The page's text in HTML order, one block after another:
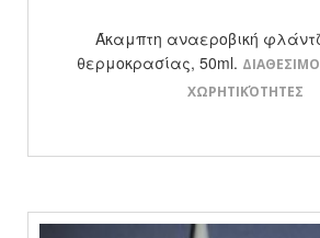
Άκαμπτη αναεροβική
θερμοκρασίας, 50ml.
ΧΩΡΗΤΙΚΌΤΗΤΕΣ